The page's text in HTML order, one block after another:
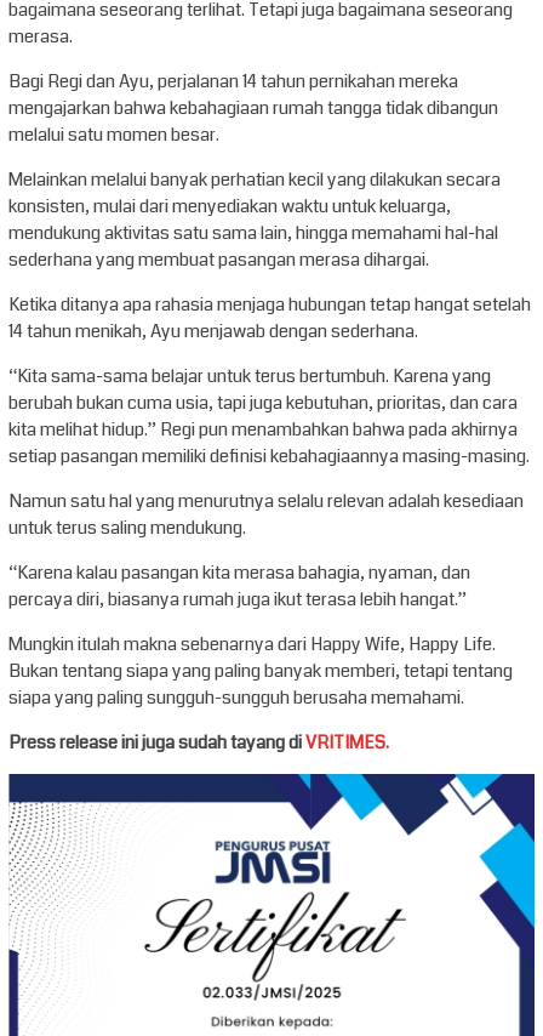
bagaimana seseorang terlihat. Tetapi juga bagaimana seseorang
merasa.
Bagi Regi dan Ayu, perjalanan 14 tahun pernikahan mereka
mengajarkan bahwa kebahagiaan rumah tangga tidak dibangun
melalui satu momen besar.
Melainkan melalui banyak perhatian kecil yang dilakukan secara
konsisten, mulai dari menyediakan waktu untuk keluarga,
mendukung aktivitas satu sama lain, hingga memahami hal-hal
sederhana yang membuat pasangan merasa dihargai.
Ketika ditanya apa rahasia menjaga hubungan tetap hangat setelah
14 tahun menikah, Ayu menjawab dengan sederhana.
“Kita sama-sama belajar untuk terus bertumbuh. Karena yang
berubah bukan cuma usia, tapi juga kebutuhan, prioritas, dan cara
kita melihat hidup.” Regi pun menambahkan bahwa pada akhirnya
setiap pasangan memiliki definisi kebahagiaannya masing-masing.
Namun satu hal yang menurutnya selalu relevan adalah kesediaan
untuk terus saling mendukung.
“Karena kalau pasangan kita merasa bahagia, nyaman, dan
percaya diri, biasanya rumah juga ikut terasa lebih hangat.”
Mungkin itulah makna sebenarnya dari Happy Wife, Happy Life.
Bukan tentang siapa yang paling banyak memberi, tetapi tentang
siapa yang paling sungguh-sungguh berusaha memahami.
Press release ini juga sudah tayang diVRITIMES.